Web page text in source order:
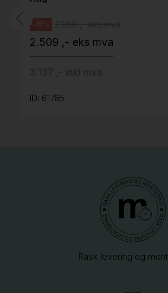
-15%
2.509 ,- eks mva
ID: 61785
Rask levering og